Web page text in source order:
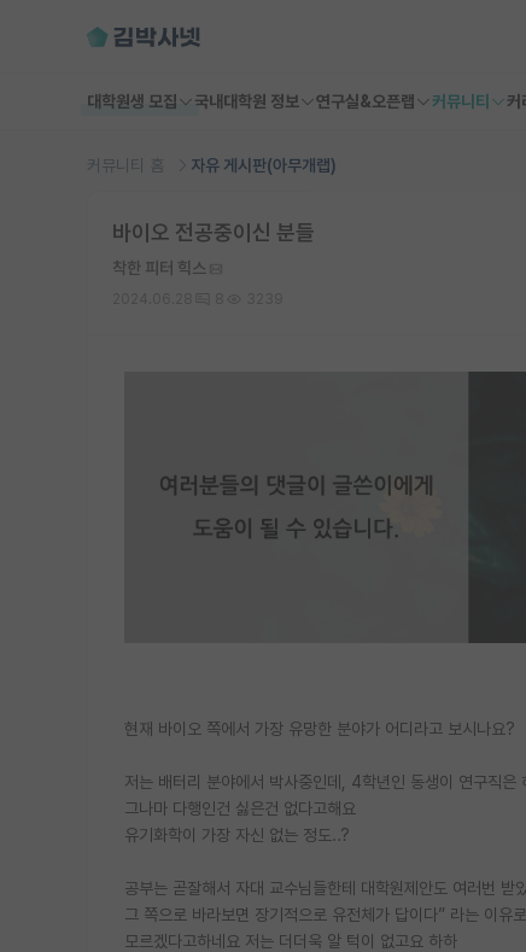
대학원생 모집 국내대학원 정보 연구실&오픈랩 커뮤니티 커
커뮤니티 홈 자유 게시판(아무개랩)
바이오 전공중이신 분들
착한 피터 힉스
현재 바이오 쪽에서 가장 유망한 분야가 어디라고 보시나요?
저는 배터리 분야에서 박사중인데, 4학년인 동생이 연구직은
그나마 다행인건 싫은건 없다고해요
유기화학이 가장 자신 없는 정도..?
공부는 곧잘해서 자대 교수님들한테 대학원제안도 여러번
그 쪽으로 바라보면 장기적으로 유전체가 답이다” 라는 이유
모르겠다고하네요 저는 더더욱 알 턱이 없고요 하하